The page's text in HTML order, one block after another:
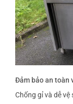
Đảm bảo an toàn
Chống gỉ và dễ vệ